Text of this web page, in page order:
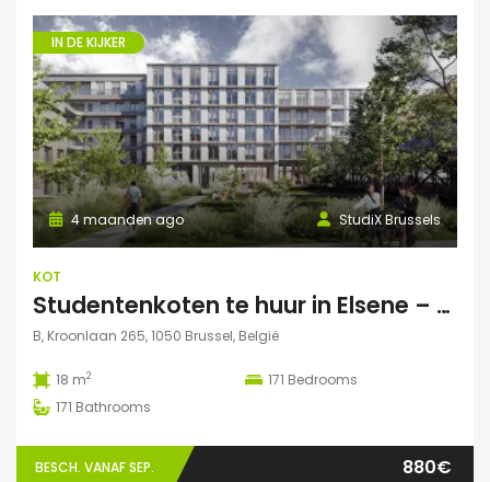
IN DE KIJKER
StudiX Brussels
4 maanden ago
KOT
Studentenkoten te huur in Elsene – Residentie StudiX
B, Kroonlaan 265, 1050 Brussel, België
18 m2 171 Bedrooms
171 Bathrooms
BESCH. VANAF SEP. 880€